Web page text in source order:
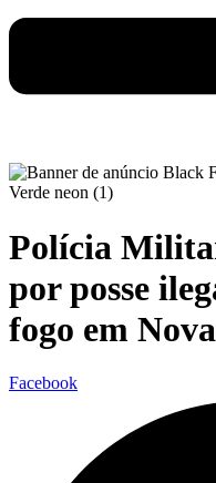
Polícia
por posse
fogo em
Facebook